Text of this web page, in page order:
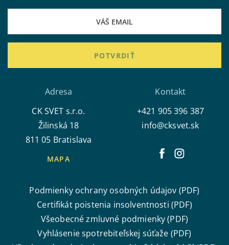
POTVRDIŤ
Adresa
CK SVET s.r.o.
Žilinská 18
811 05 Bratislava
MAPA
Kontakt
+421 905 396 387
info@cksvet.sk
Podmienky ochrany osobných údajov (PDF)
Certifikát poistenia insolventnosti (PDF)
Všeobecné zmluvné podmienky (PDF)
Vyhlásenie spotrebiteľskej súťaže (PDF)